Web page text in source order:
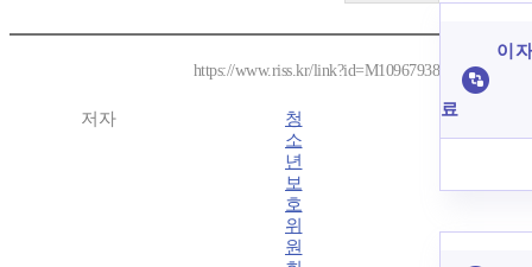
https://www.riss.kr/link?id=M10967938
저자
청
소
년
보
호
위
원
이
료